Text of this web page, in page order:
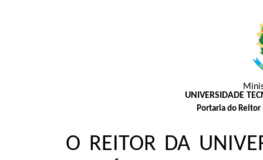
UNIVERSIDADE
Portaria do Reitor
O REITOR DA